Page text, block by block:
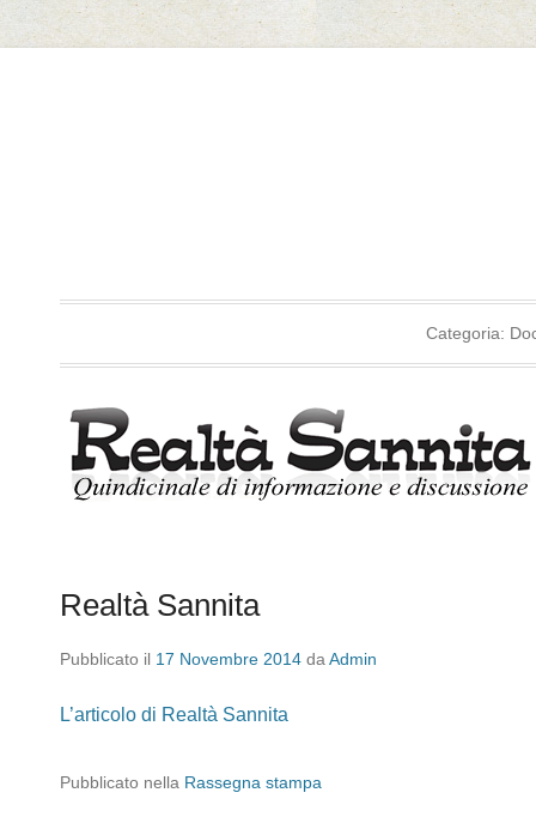
Categoria:
Realtà Sannita
Pubblicato il 17 Novembre 2014 da Admin
L’articolo di Realtà Sannita
Pubblicato nella Rassegna stampa